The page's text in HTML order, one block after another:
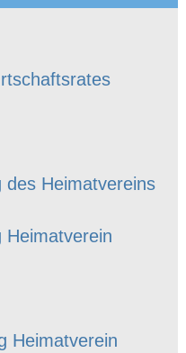
des Heimatvereins
Heimatverein
Heimatverein